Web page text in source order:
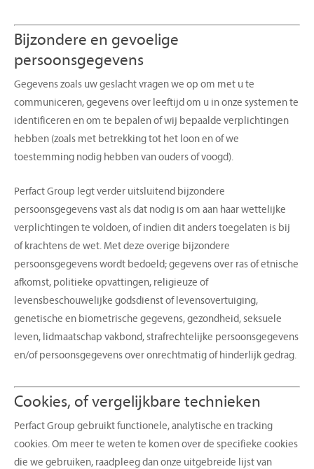
Bijzondere en gevoelige
persoonsgegevens
Gegevens zoals uw geslacht vragen we op om met u te
communiceren, gegevens over leeftijd om u in onze systemen te
identificeren en om te bepalen of wij bepaalde verplichtingen
hebben (zoals met betrekking tot het loon en of we
toestemming nodig hebben van ouders of voogd).
Perfact Group legt verder uitsluitend bijzondere
persoonsgegevens vast als dat nodig is om aan haar wettelijke
verplichtingen te voldoen, of indien dit anders toegelaten is bij
of krachtens de wet. Met deze overige bijzondere
persoonsgegevens wordt bedoeld; gegevens over ras of etnische
afkomst, politieke opvattingen, religieuze of
levensbeschouwelijke godsdienst of levensovertuiging,
genetische en biometrische gegevens, gezondheid, seksuele
leven, lidmaatschap vakbond, strafrechtelijke persoonsgegevens
en/of persoonsgegevens over onrechtmatig of hinderlijk gedrag.
Cookies, of vergelijkbare technieken
Perfact Group gebruikt functionele, analytische en tracking
cookies. Om meer te weten te komen over de specifieke cookies
die we gebruiken, raadpleeg dan onze uitgebreide lijst van